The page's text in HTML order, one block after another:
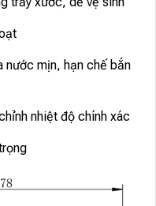
mịn, hạn chế bắn
nhiệt độ chính xác